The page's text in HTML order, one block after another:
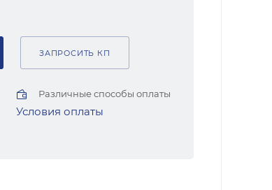
ЗАПРОСИТЬ КП
Различные способы оплаты
Условия оплаты